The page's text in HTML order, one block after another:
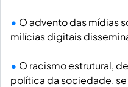
O advento das mídias
milícias digitais
O racismo estrutural,
política da sociedade,